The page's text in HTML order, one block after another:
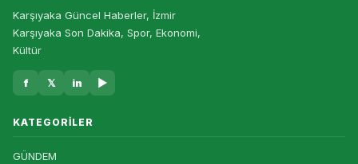
Karşıyaka Güncel Haberler, İzmir
Karşıyaka Son Dakika, Spor, Ekonomi,
Kültür
f 𝕏 in ▶
KATEGORILER
GÜNDEM